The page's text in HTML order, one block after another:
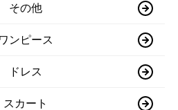
その他
ワンピース
ドレス
スカート